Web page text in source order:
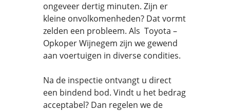
ongeveer dertig minuten. Zijn er
kleine onvolkomenheden? Dat vormt
zelden een probleem. Als Toyota –
Opkoper Wijnegem zijn we gewend
aan voertuigen in diverse condities.
Na de inspectie ontvangt u direct
een bindend bod. Vindt u het bedrag
acceptabel? Dan regelen we de